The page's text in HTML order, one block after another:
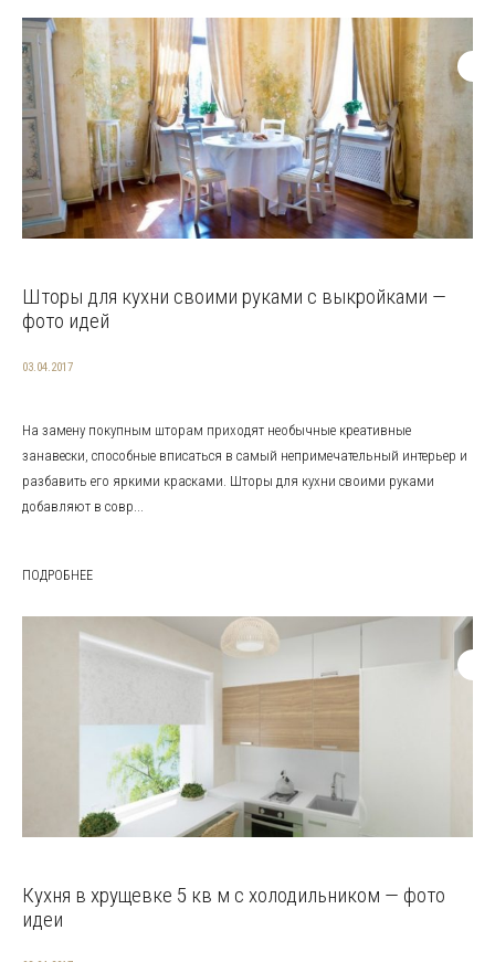
Шторы для кухни своими руками с выкройками —
фото идей
03.04.2017
На замену покупным шторам приходят необычные креативные
занавески, способные вписаться в самый непримечательный интерьер и
разбавить его яркими красками. Шторы для кухни своими руками
добавляют в совр...
ПОДРОБНЕЕ
Кухня в хрущевке 5 кв м с холодильником — фото
идеи